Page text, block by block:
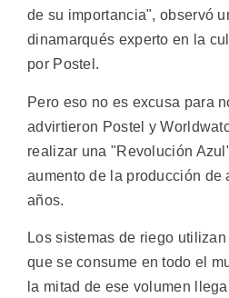
de su importancia", observó
dinamarqués experto en la
por Postel.
Pero eso no es excusa para
advirtieron Postel y
realizar una "Revolución
aumento de la producción de
años.
Los sistemas de riego
que se consume en todo el
la mitad de ese volumen